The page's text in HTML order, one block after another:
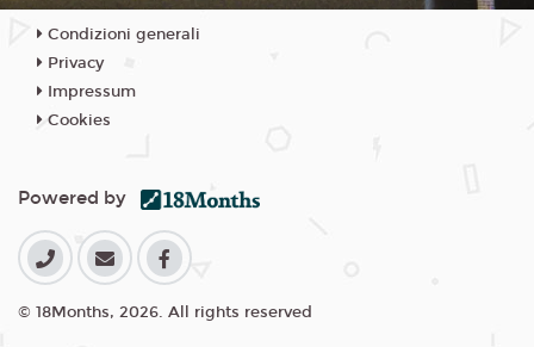
Condizioni generali
Privacy
Impressum
Cookies
Powered by
© 18Months, 2026. All rights reserved